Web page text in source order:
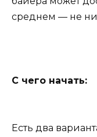
среднем — не
С чего начать:
Есть два